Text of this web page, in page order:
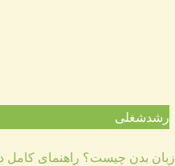
رشدشغلی
زبان بدن چیست؟ راهنمای کامل